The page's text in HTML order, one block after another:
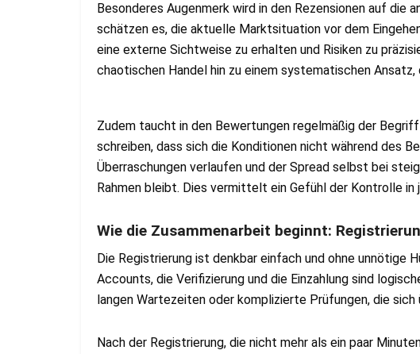
Besonderes Augenmerk wird in den Rezensionen auf die
schätzen es, die aktuelle Marktsituation vor dem
eine externe Sichtweise zu erhalten und Risiken zu
chaotischen Handel hin zu einem systematischen Ansatz,
Zudem taucht in den Bewertungen regelmäßig der
schreiben, dass sich die Konditionen nicht während des
Überraschungen verlaufen und der Spread selbst bei
Rahmen bleibt. Dies vermittelt ein Gefühl der Kontrolle in
Wie die Zusammenarbeit beginnt:
Die Registrierung ist denkbar einfach und ohne unnötige
Accounts, die Verifizierung und die Einzahlung sind
langen Wartezeiten oder komplizierte Prüfungen, die sich
Nach der Registrierung, die nicht mehr als ein paar